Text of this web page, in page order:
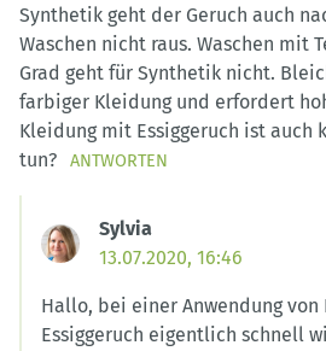
Synthetik geht der Geruch auch
Waschen nicht raus. Waschen mit
Grad geht für Synthetik nicht.
farbiger Kleidung und erfordert
Kleidung mit Essiggeruch ist auch
tun?
ANTWORTEN
Sylvia
13.07.2020, 16:46
Hallo, bei einer Anwendung von
Essiggeruch eigentlich schnell